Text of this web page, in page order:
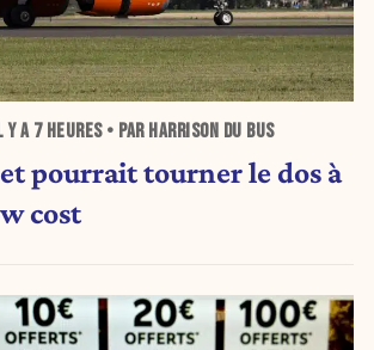
Y A 7 HEURES• PAR HARRISON DU BUS
pourrait tourner le dos à
cost